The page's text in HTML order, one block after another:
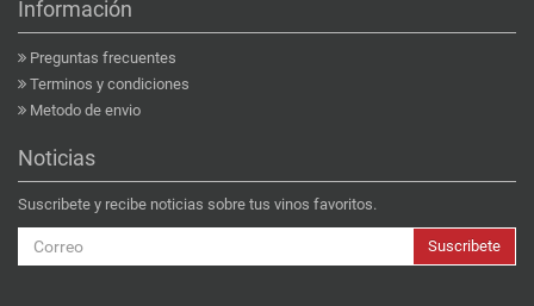
Información
Preguntas frecuentes
Terminos y condiciones
Metodo de envio
Noticias
Suscribete y recibe noticias sobre tus vinos favoritos.
Suscribete